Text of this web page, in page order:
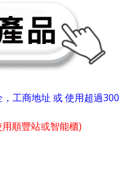
工商地址 或 使用超過300
順豐站或智能櫃)